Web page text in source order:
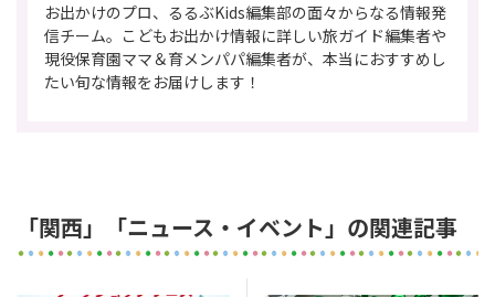
お出かけのプロ、るるぶKids編集部の面々からなる情報発
信チーム。こどもお出かけ情報に詳しい旅ガイド編集者や
現役保育園ママ＆育メンパパ編集者が、本当におすすめし
たい旬な情報をお届けします！
「関西」「ニュース・イベント」の関連記事